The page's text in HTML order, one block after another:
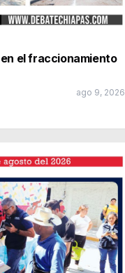
el fraccionamiento
ago 9, 2026